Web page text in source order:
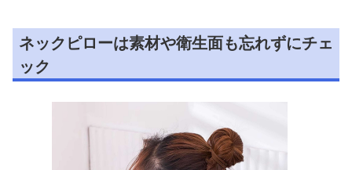
ネックピローは素材や衛生面も忘れずにチェ
ック